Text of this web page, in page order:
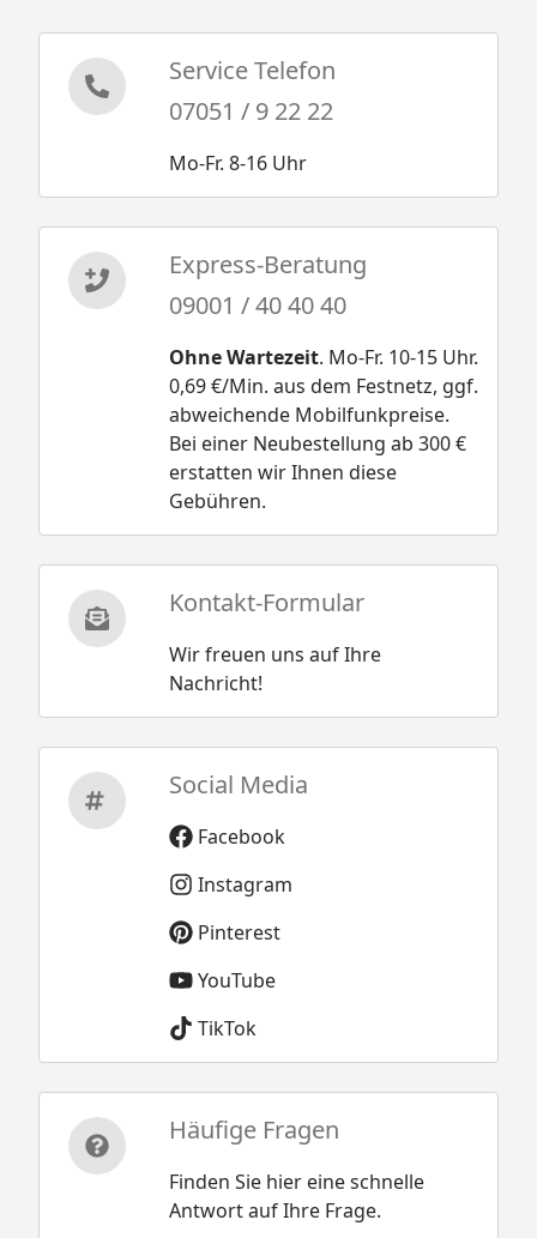
Service Telefon
07051 / 9 22 22
Mo-Fr. 8-16 Uhr
Express-Beratung
09001 / 40 40 40
Ohne Wartezeit. Mo-Fr. 10-15 Uhr.
0,69 €/Min. aus dem Festnetz, ggf.
abweichende Mobilfunkpreise.
Bei einer Neubestellung ab 300 €
erstatten wir Ihnen diese
Gebühren.
Kontakt-Formular
Wir freuen uns auf Ihre
Nachricht!
Social Media
Facebook
Instagram
Pinterest
YouTube
TikTok
Häufige Fragen
Finden Sie hier eine schnelle
Antwort auf Ihre Frage.